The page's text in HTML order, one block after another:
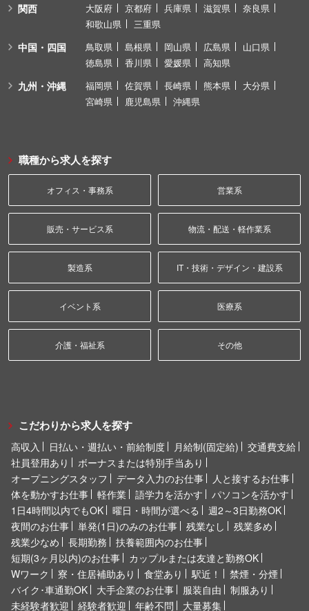
関西 大阪府 京都府 兵庫県 滋賀県
奈良県
和歌山県
三重県
中国・四国 鳥取県 島根県 岡山県 広島県
山口県
徳島県
香川県 愛媛県 高知県
九州・沖縄 福岡県 佐賀県 長崎県 熊本県
大分県
宮崎県
鹿児島県 沖縄県
職種から求人を探す
オフィス・事務系 営業系
販売・サービス系 物流・配送・軽作業系
製造系 IT・技術・デザイン・建設系
イベント系 医療系
介護・福祉系 その他
こだわりから求人を探す
高収入 日払い・週払い・前給制度 月給制(固定給)
交通費支給
社員登用あり
ボーナスまたは特別手当あり
オープニングスタッフ
データ入力のお仕事
人と接するお仕事
体を動かすお仕事
軽作業 語学力を活かす
パソコンを活かす
1日4時間以内でもOK
曜日・時間が選べる
週2～3日勤務OK
夜間のお仕事
単発(1日)のみのお仕事 残業なし
残業多め
残業少なめ
長期勤務
扶養範囲内のお仕事
短期(3ヶ月以内)のお仕事
カップルまたは友達と勤務OK
Wワーク
寮・住居補助あり 食堂あり 駅近！
禁煙・分煙
バイク･車通勤OK
大手企業のお仕事 服装自由
制服あり
未経験者歓迎
経験者歓迎 年齢不問 大量募集